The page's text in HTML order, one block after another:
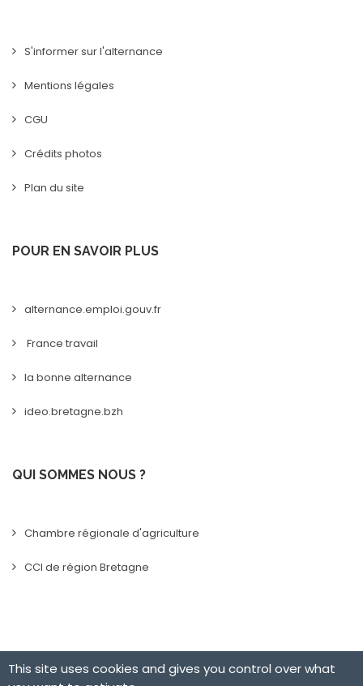
S'informer sur l'alternance
Mentions légales
CGU
Crédits photos
Plan du site
POUR EN SAVOIR PLUS
alternance.emploi.gouv.fr
France travail
la bonne alternance
ideo.bretagne.bzh
QUI SOMMES NOUS ?
Chambre régionale d'agriculture
CCI de région Bretagne
This site uses cookies and gives you control over what